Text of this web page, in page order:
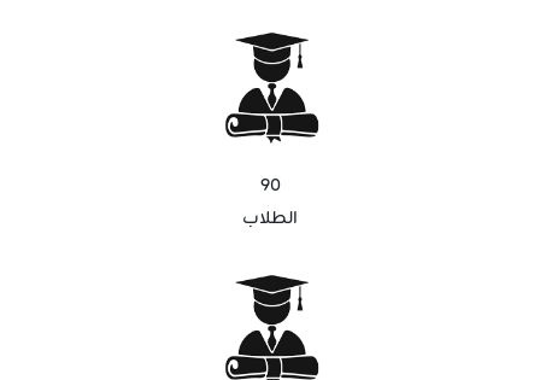
90
الطلاب